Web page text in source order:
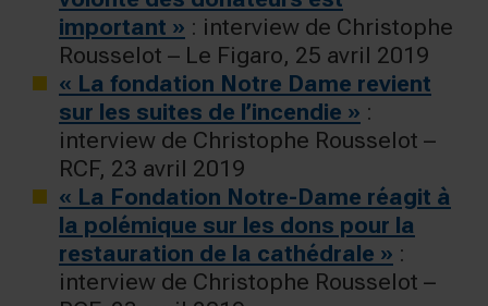
important » : interview de Christophe
Rousselot – Le Figaro, 25 avril 2019
« La fondation Notre Dame revient
sur les suites de l’incendie » :
interview de Christophe Rousselot –
RCF, 23 avril 2019
« La Fondation Notre-Dame réagit à
la polémique sur les dons pour la
restauration de la cathédrale » :
interview de Christophe Rousselot –